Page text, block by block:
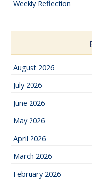
Weekly Reflection
August 2026
July 2026
June 2026
May 2026
April 2026
March 2026
February 2026